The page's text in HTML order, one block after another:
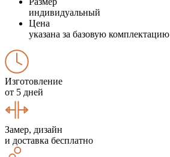
индивидуальный
Цена
указана за базовую комплектацию
Изготовление
от 5 дней
Замер, дизайн
и доставка бесплатно